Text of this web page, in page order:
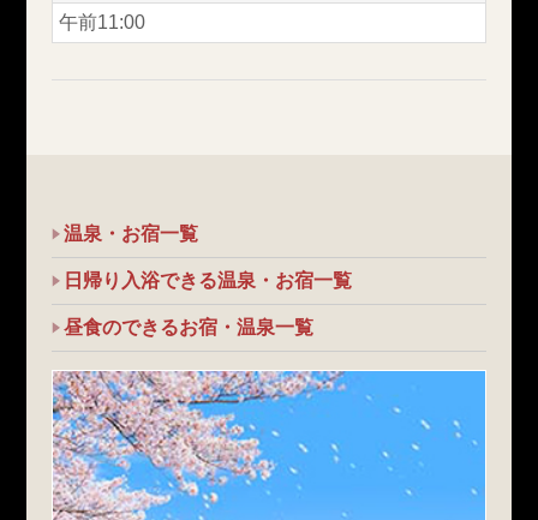
午前11:00
温泉・お宿一覧
日帰り入浴できる温泉・お宿一覧
昼食のできるお宿・温泉一覧